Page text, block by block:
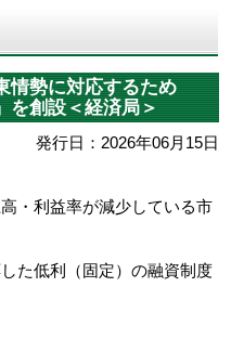
勢に対応するため
を創設＜経済局＞
発行日：2026年06月15日
・利益率が減少している市
た低利（固定）の融資制度